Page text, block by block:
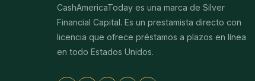
CashAmericaToday es una marca de Silver
Financial Capital. Es un prestamista directo con
licencia que ofrece préstamos a plazos en línea
en todo Estados Unidos.